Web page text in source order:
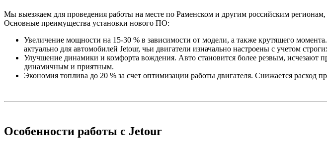
Мы выезжаем для проведения работы на месте по Раменском и другим российским
Основные преимущества установки нового ПО:
Увеличение мощности на 15-30 % в зависимости от модели, а также крутящего
актуально для автомобилей Jetour, чьи двигатели изначально настроены с учетом
Улучшение динамики и комфорта вождения. Авто становится более резвым, исчезают
динамичным и приятным.
Экономия топлива до 20 % за счет оптимизации работы двигателя. Снижается расход
Особенности работы с Jetour